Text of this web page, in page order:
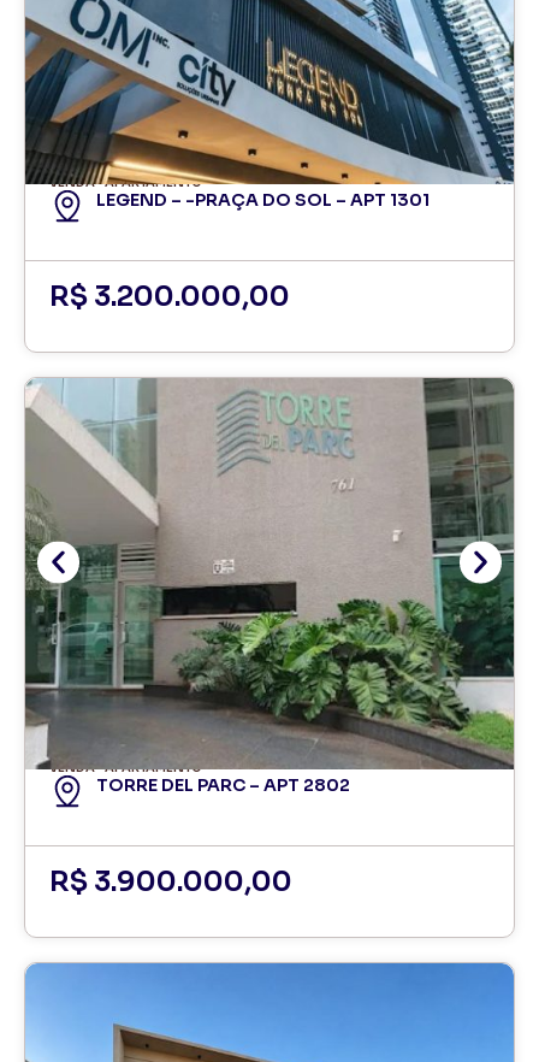
VENDA APARTAMENTO
LEGEND – -PRAÇA DO SOL – APT 1301
R$ 3.200.000,00
VENDA APARTAMENTO
TORRE DEL PARC – APT 2802
R$ 3.900.000,00